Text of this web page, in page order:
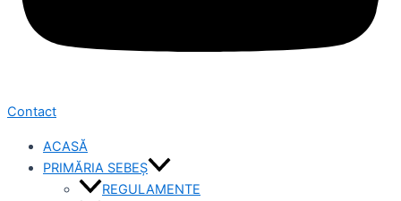
Contact
ACASĂ
PRIMĂRIA SEBEȘ
REGULAMENTE